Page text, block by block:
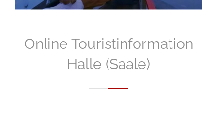
Online Touristinformation
Halle (Saale)